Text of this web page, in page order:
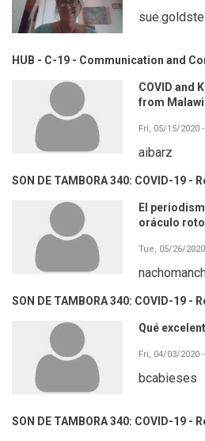
HUB - C-19 - Communication and
COVID and
from Malawi
Fri, 05/15/2020
aibarz
SON DE TAMBORA 340: COVID-19
El
oráculo roto
Tue, 05/26/
SON DE TAMBORA 340: COVID-19
Qué
Fri, 04/03/2020
bcabieses
SON DE TAMBORA 340: COVID-19